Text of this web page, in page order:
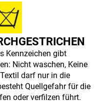
Kennzeichen gibt
Nicht waschen, Keine
darf nur in die
Quellgefahr für die
oder verfilzen führt.